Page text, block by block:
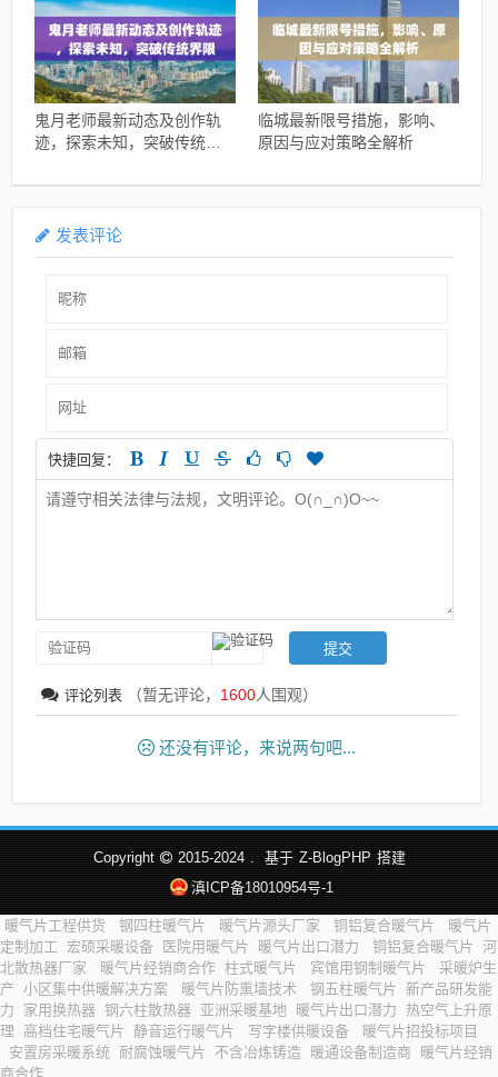
鬼月老师最新动态及创作轨
迹，探索未知，突破传统界
临城最新限号措施，影响、
原因与应对策略全解析
发表评论
快捷回复：
评论列表 （暂无评论， 1600人围观）
还没有评论，来说两句吧...
Copyright 2015-2024 . 基于 Z-BlogPHP 搭建
滇ICP备18010954号-1
暖气片工程供货 钢四柱暖气片 暖气片源头厂家 铜铝复合暖气片
暖气片
定制加工
宏硕采暖设备 医院用暖气片 暖气片出口潜力 铜铝复合暖气片 河
北散热器厂家
暖气片经销商合作 柱式暖气片 宾馆用钢制暖气片
采暖炉生
产 小区集中供暖解决方案 暖气片防熏墙技术 钢五柱暖气片 新产品研发能
力
家用换热器 钢六柱散热器 亚洲采暖基地 暖气片出口潜力
热空气上升原
理
高档住宅暖气片 静音运行暖气片 写字楼供暖设备
暖气片招投标项目
安置房采暖系统 耐腐蚀暖气片 不含冶炼铸造 暖通设备制造商
暖气片经销
商合作